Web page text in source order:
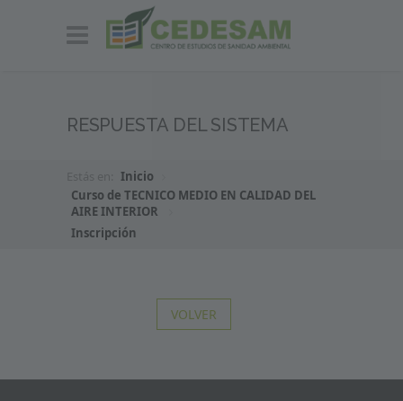
RESPUESTA DEL SISTEMA
Inicio
Curso de TECNICO MEDIO EN CALIDAD DEL
AIRE INTERIOR
Inscripción
VOLVER